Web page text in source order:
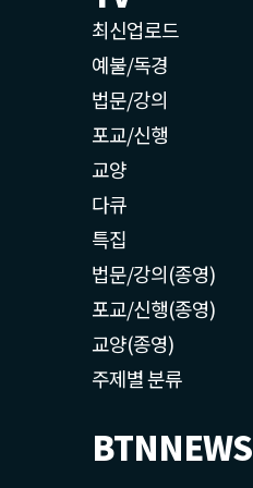
최신업로드
예불/독경
법문/강의
포교/신행
교양
다큐
특집
법문/강의(종영)
포교/신행(종영)
교양(종영)
주제별 분류
BTNNEWS